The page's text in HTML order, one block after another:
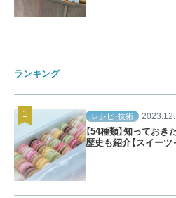
ランキング
レシピ・技術
【54種類】知っておき
歴史も紹介【スイーツ